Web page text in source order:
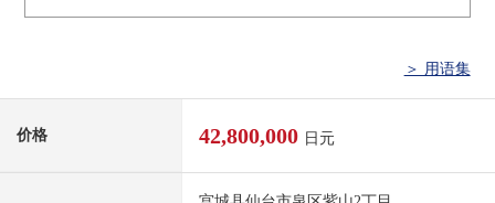
＞ 用语集
价格 42,800,000 日元